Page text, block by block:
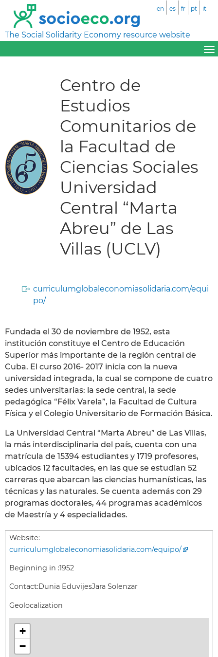
The Social Solidarity Economy resource website
en es fr pt it
Centro de
Estudios
Comunitarios de
la Facultad de
Ciencias Sociales
Universidad
Central “Marta
Abreu” de Las
Villas (UCLV)
curriculumglobaleconomiasolidaria.com/equi
po/
Fundada el 30 de noviembre de 1952, esta
institución constituye el Centro de Educación
Superior más importante de la región central de
Cuba. El curso 2016- 2017 inicia con la nueva
universidad integrada, la cual se compone de cuatro
sedes universitarias: la sede central, la sede
pedagógica “Félix Varela”, la Facultad de Cultura
Física y el Colegio Universitario de Formación Básica.
La Universidad Central “Marta Abreu” de Las Villas,
la más interdisciplinaria del país, cuenta con una
matrícula de 15394 estudiantes y 1719 profesores,
ubicados 12 facultades, en las que se estudian 52
carreras que abarcan las ciencias humanísticas, las
técnicas y las naturales. Se cuenta además con 29
programas doctorales, 44 programas académicos
de Maestría y 4 especialidades.
Website:
curriculumglobaleconomiasolidaria.com/equipo/
Beginning in :1952
Contact:Dunia EduvijesJara Solenzar
Geolocalization
+
−